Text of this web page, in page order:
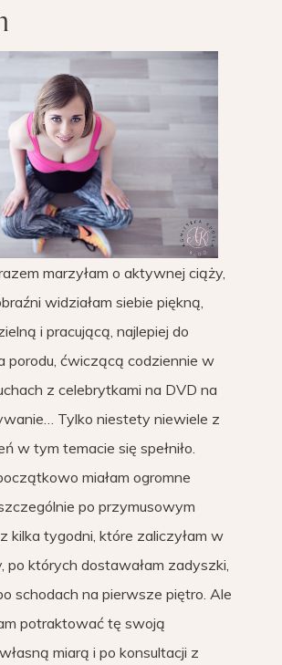
marzyłam o aktywnej ciąży,
widziałam siebie piękną,
i pracującą, najlepiej do
porodu, ćwiczącą codziennie w
z celebrytkami na DVD na
Tylko niestety niewiele z
w tym temacie się spełniło.
miałam ogromne
po przymusowym
kilka tygodni, które zaliczyłam w
po których dostawałam zadyszki,
schodach na pierwsze piętro. Ale
potraktować tę swoją
miarą i po konsultacji z